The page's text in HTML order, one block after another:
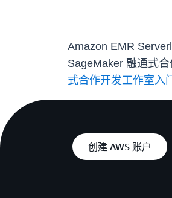
Amazon EMR
SageMaker 融通式
式合作开发工作室入
创建 AWS 账户